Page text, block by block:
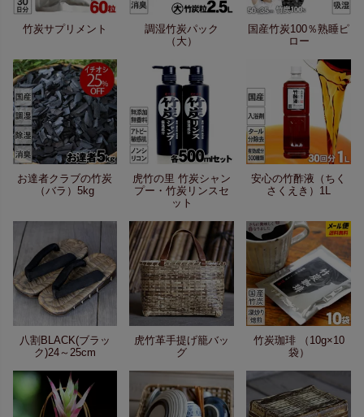
竹炭サプリメント
調湿竹炭パック
（大）
国産竹炭100％熟睡ピ
ロー
お達者クラブの竹炭
（バラ）5kg
虎竹の里 竹炭シャン
プー・竹炭リンスセ
ット
安心の竹酢液（ちく
さくえき）1L
八割BLACK(ブラッ
ク)24～25cm
虎竹革手提げ籠バッ
グ
竹炭珈琲 （10g×10
袋）